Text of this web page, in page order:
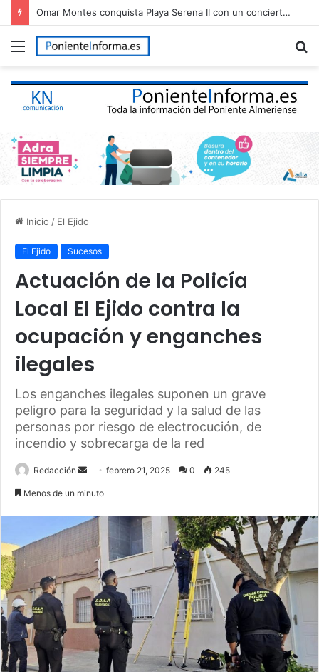
Omar Montes conquista Playa Serena II con un concierto multitudinario en Roquetas de Mar
Menú
Inicio / El Ejido
El Ejido Sucesos
Actuación de la Policía
Local El Ejido contra la
ocupación y enganches
ilegales
Los enganches ilegales suponen un grave
peligro para la seguridad y la salud de las
personas por riesgo de electrocución, de
incendio y sobrecarga de la red
Redacción
Sendfebrero 21, 2025 0 245
Menos de un minuto